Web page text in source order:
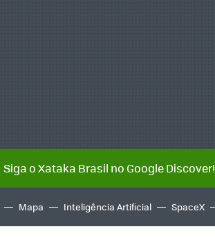
Siga o Xataka Brasil no Google Discover!
Mapa Inteligência Artificial SpaceX